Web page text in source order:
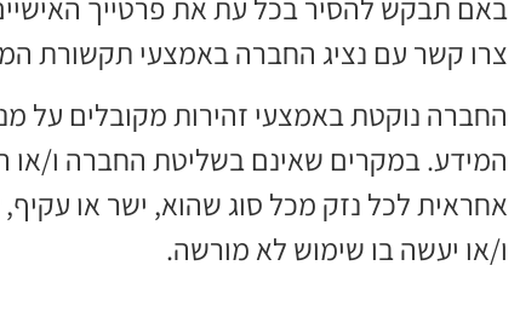
צרו קשר עם נציג החברה באמצעי תקשורת
החברה נוקטת באמצעי זהירות מקובלים על
המידע. במקרים שאינם בשליטת החברה ו/או
אחראית לכל נזק מכל סוג שהוא, ישר או
ו/או יעשה בו שימוש לא מורשה.